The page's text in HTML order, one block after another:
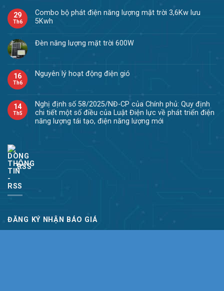
29
Th6
Combo bộ phát điện năng lượng mặt trời 3,6Kw lưu
5Kwh
Đèn năng lượng mặt trời 600W
16
Th6
Nguyên lý hoạt động điện gió
14
Th5
Nghị định số 58/2025/NĐ-CP của Chính phủ: Quy định
chi tiết một số điều của Luật Điện lực về phát triển điện
năng lượng tái tạo, điện năng lượng mới
RSS
ĐĂNG KÝ NHẬN BÁO GIÁ